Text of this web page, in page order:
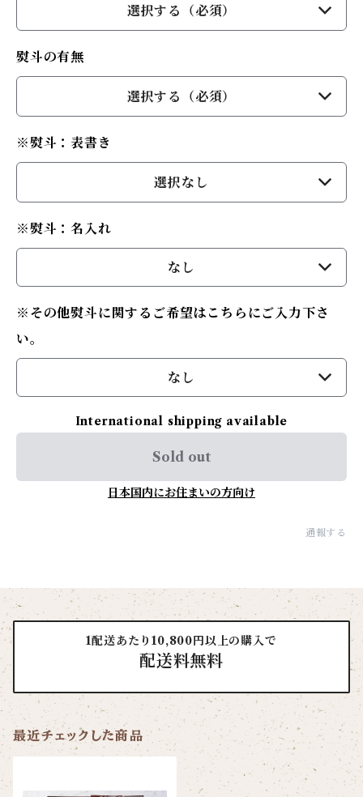
選択する（必須）
熨斗の有無
選択する（必須）
※熨斗：表書き
選択なし
※熨斗：名入れ
なし
※その他熨斗に関するご希望はこちらにご入力下さ
い。
なし
International shipping available
Sold out
日本国内にお住まいの方向け
通報する
1配送あたり10,800円以上の購入で
配送料無料
最近チェックした商品